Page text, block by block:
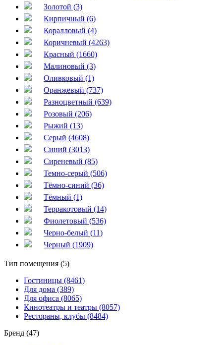
Золотой (3)
Кирпичный (6)
Коралловый (4)
Коричневый (4263)
Красный (1660)
Малиновый (3)
Оливковый (1)
Оранжевый (737)
Разноцветный (639)
Розовый (206)
Рыжий (13)
Серый (4608)
Синий (3013)
Сиреневый (85)
Темно-серый (506)
Тёмно-синий (36)
Тёмный (1)
Терракотовый (14)
Фиолетовый (536)
Черно-белый (11)
Черный (1909)
Тип помещения (5)
Гостиницы (8461)
Для дома (389)
Для офиса (8065)
Кинотеатры и театры (8057)
Рестораны, клубы (8484)
Бренд (47)